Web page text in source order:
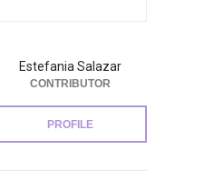
Estefania Salazar
CONTRIBUTOR
PROFILE